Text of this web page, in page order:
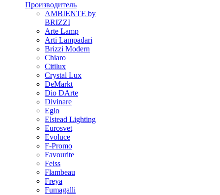
Производитель
AMBIENTE by
BRIZZI
Arte Lamp
Arti Lampadari
Brizzi Modern
Chiaro
Citilux
Crystal Lux
DeMarkt
Dio DArte
Divinare
Eglo
Elstead Lighting
Eurosvet
Evoluce
F-Promo
Favourite
Feiss
Flambeau
Freya
Fumagalli